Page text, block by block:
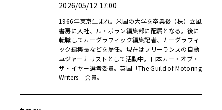
2026/05/12 17:00
1966年東京生まれ。米国の大学を卒業後（株）立風
書房に入社、ル・ボラン編集部に配属となる。後に
転職してカーグラフィック編集記者、カーグラフィ
ック編集長などを歴任。現在はフリーランスの自動
車ジャーナリストとして活動中。日本カー・オブ・
ザ・イヤー選考委員。英国「The Guild of Motoring
Writers」会員。